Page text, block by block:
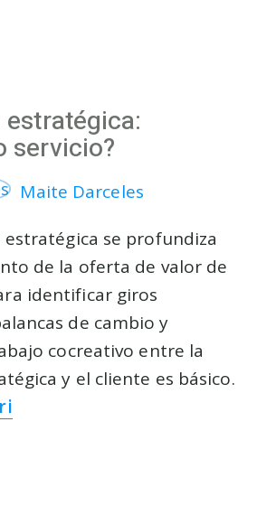
servicio?
Maite Darceles
se profundiza
de la oferta de valor de
identificar giros
de cambio y
cocreativo entre la
y el cliente es básico.